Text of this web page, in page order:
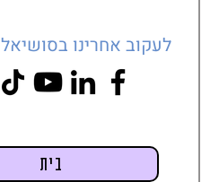
לעקוב אחרינו בסושיאל
בית